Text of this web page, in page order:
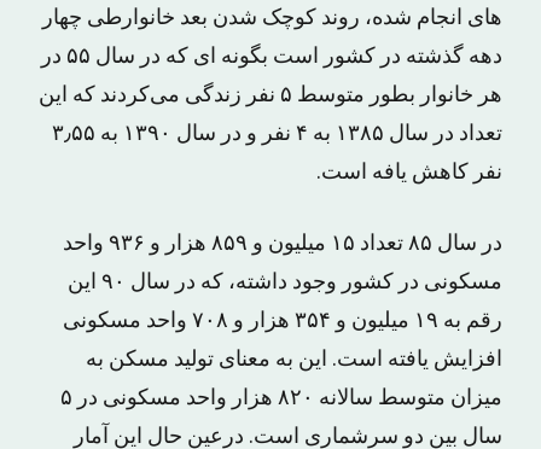
های انجام شده، روند کوچک شدن بعد خانوارطی چهار
دهه گذشته در کشور است بگونه ای که در سال ۵۵ در
هر خانوار بطور متوسط ۵ نفر زندگی می‌کردند که این
تعداد در سال ۱۳۸۵ به ۴ نفر و در سال ۱۳۹۰ به ۳٫۵۵
نفر کاهش یافه است.
در سال ۸۵ تعداد ۱۵ میلیون و ۸۵۹ هزار و ٩٣۶ واحد
مسکونی در کشور وجود داشته، که در سال ۹۰ این
رقم به ۱۹ میلیون و ٣۵۴ هزار و ۷۰۸ واحد مسکونی
افزایش یافته است. این به معنای تولید مسکن به
میزان متوسط سالانه ٨٢٠ هزار واحد مسکونی در ۵
سال بین دو سرشماری است. درعین حال این آمار